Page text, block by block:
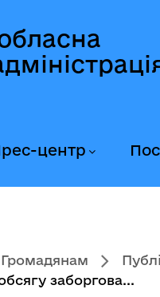
центр
Громадянам
заборгова...